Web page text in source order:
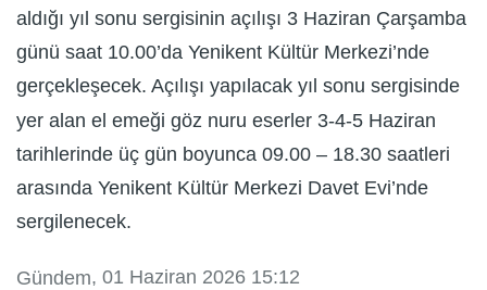
aldığı yıl sonu sergisinin açılışı 3 Haziran Çarşamba
günü saat 10.00’da Yenikent Kültür Merkezi’nde
gerçekleşecek. Açılışı yapılacak yıl sonu sergisinde
yer alan el emeği göz nuru eserler 3-4-5 Haziran
tarihlerinde üç gün boyunca 09.00 – 18.30 saatleri
arasında Yenikent Kültür Merkezi Davet Evi’nde
sergilenecek.
Gündem, 01 Haziran 2026 15:12